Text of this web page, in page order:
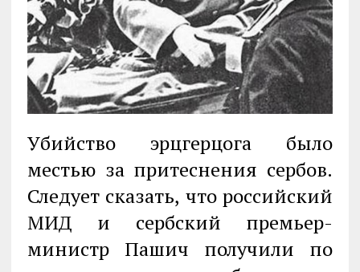
Убийство эрцгерцога было
местью за притеснения сербов.
Следует сказать, что российский
МИД и сербский премьер-
министр Пашич получили по